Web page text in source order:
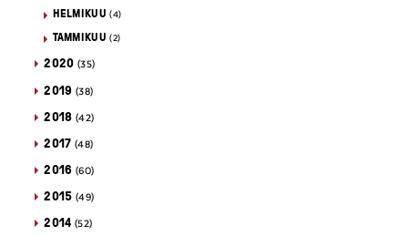
HELMIKUU (4)
TAMMIKUU (2)
2020 (35)
2019 (38)
2018 (42)
2017 (48)
2016 (60)
2015 (49)
2014 (52)